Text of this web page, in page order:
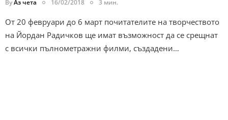
ByАз чета 16/02/2018 3 мин.
От 20 февруари до 6 март почитателите на творчеството
на Йордан Радичков ще имат възможност да се срещнат
с всички пълнометражни филми, създадени…